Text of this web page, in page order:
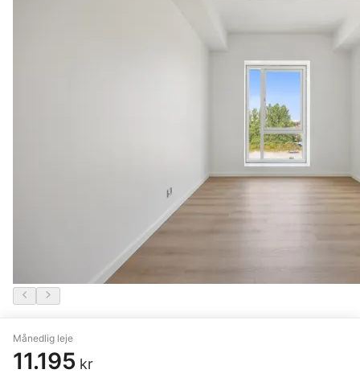
Månedlig leje
11.195 kr
4 vær. lejlighed på 102 m²
Nørresundby,